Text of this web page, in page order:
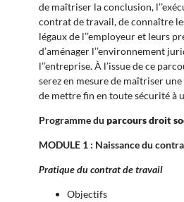
de maîtriser la conclusion,
contrat de travail, de connaître
légaux de l’’employeur et leurs
d’aménager l’’environnement
l’’entreprise. À l’issue de ce
serez en mesure de maîtriser
de mettre fin en toute sécurité à
Programme du parcours droit
MODULE 1 : Naissance du
Pratique du contrat de travail
Objectifs